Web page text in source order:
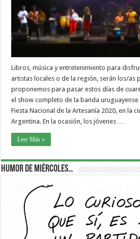
Libros, música y entretenimiento para
artistas locales o de la región, serán los/as
proponemos para pasar estos días de
el show completo de la banda uruguayense
Fiesta Nacional de la Artesanía 2020, en la
Argentina. En la ocasión, los jóvenes …
Leer Más »
Humor de Miércoles…